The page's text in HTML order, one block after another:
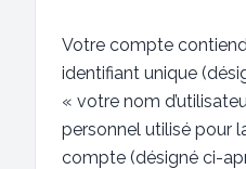
Votre compte
identifiant unique
« votre nom
personnel utilisé pour
compte (désigné ci-